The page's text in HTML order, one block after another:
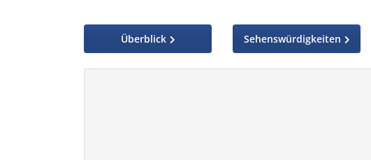
Überblick Sehenswürdigkeiten